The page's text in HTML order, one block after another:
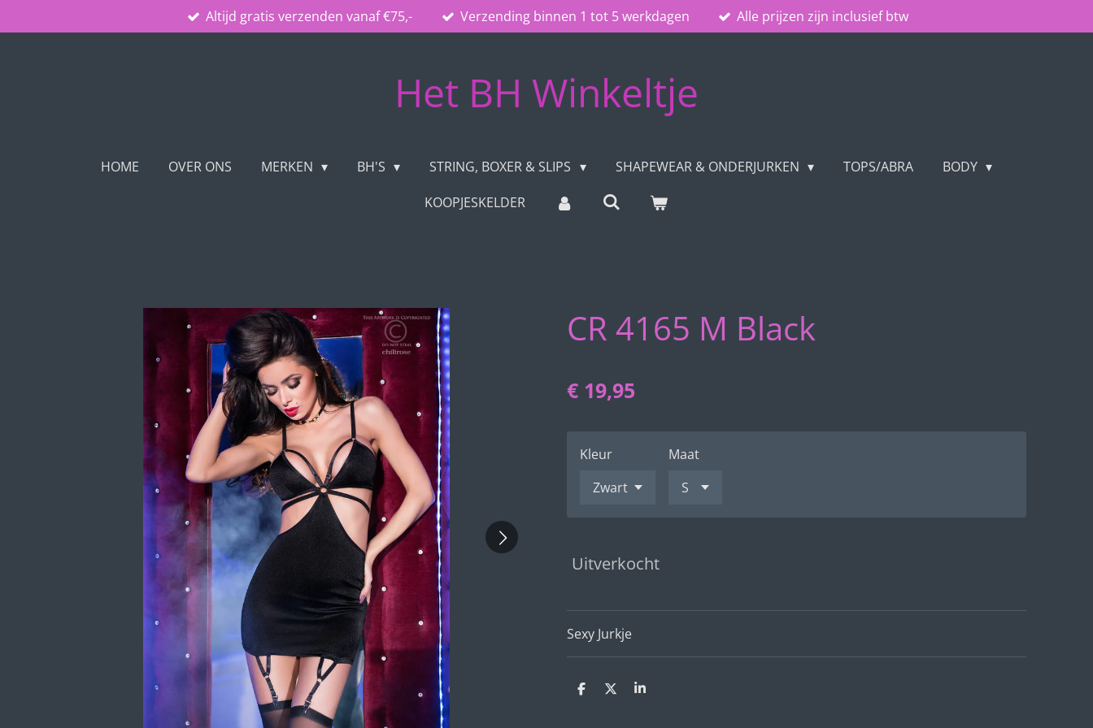
direct
Altijd gratis verzenden vanaf €75,- Verzending binnen 1 tot 5 werkdagen Alle prijzen zijn inclusief btw
Het BH Winkeltje
HOME OVER ONS MERKEN BH'S STRING, BOXER & SLIPS SHAPEWEAR & ONDERJURKEN TOPS/ABRA
BODY
KOOPJESKELDER
CR 4165 M Black
€ 19,95
Kleur Maat
Uitverkocht
Sexy Jurkje
D
D
S